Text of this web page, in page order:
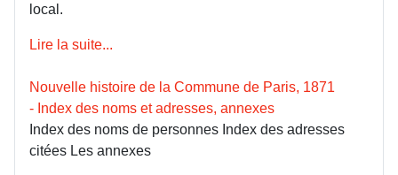
local.
Lire la suite...
Nouvelle histoire de la Commune de Paris, 1871
- Index des noms et adresses, annexes
Index des noms de personnes Index des adresses
citées Les annexes